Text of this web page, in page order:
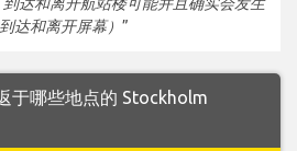
达和离开屏幕） ”
于哪些地点的 Stockholm